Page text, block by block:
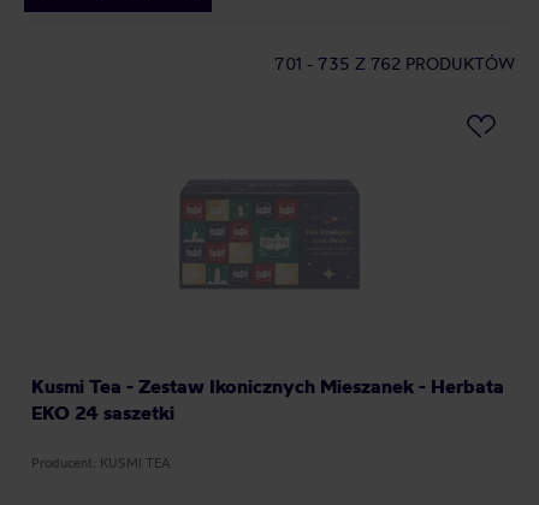
701 - 735 Z 762 PRODUKTÓW
Kusmi Tea - Zestaw Ikonicznych Mieszanek - Herbata
EKO 24 saszetki
Producent: KUSMI TEA